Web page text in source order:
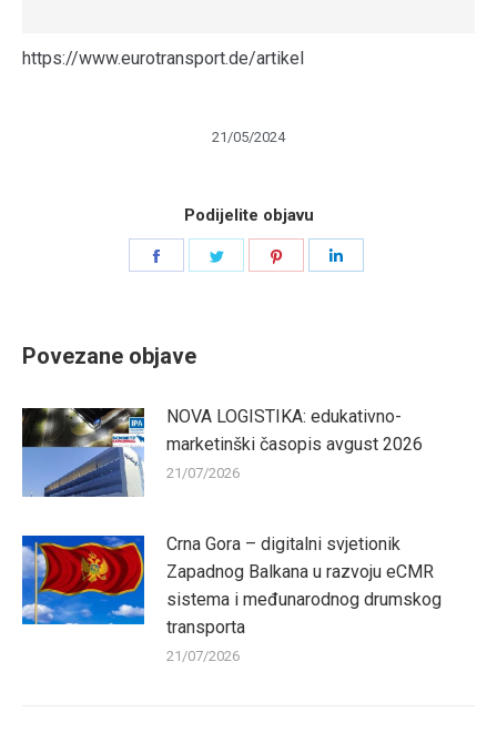
https://www.eurotransport.de/artikel
21/05/2024
Podijelite objavu
Povezane objave
NOVA LOGISTIKA: edukativno-
marketinški časopis avgust 2026
21/07/2026
Crna Gora – digitalni svjetionik
Zapadnog Balkana u razvoju eCMR
sistema i međunarodnog drumskog
transporta
21/07/2026